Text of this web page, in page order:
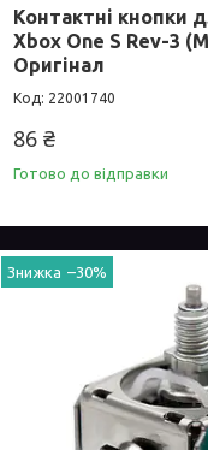
Контактні кнопки
Xbox One S Rev-3
Oригінал
22001740
86 ₴
Готово до відправки
–30%